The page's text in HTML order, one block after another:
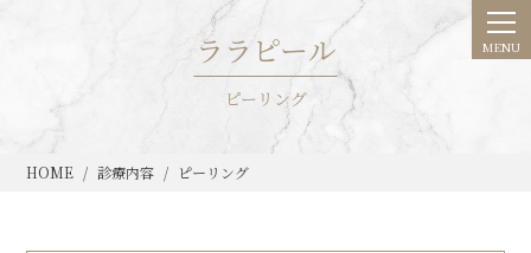
ララピール
ピーリング
HOME 診療内容 ピーリング